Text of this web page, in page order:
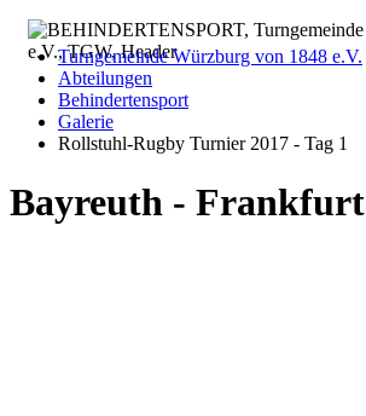
Turngemeinde Würzburg von 1848 e.V.
Abteilungen
Behindertensport
Galerie
Rollstuhl-Rugby Turnier 2017 - Tag 1
Bayreuth - Frankfurt